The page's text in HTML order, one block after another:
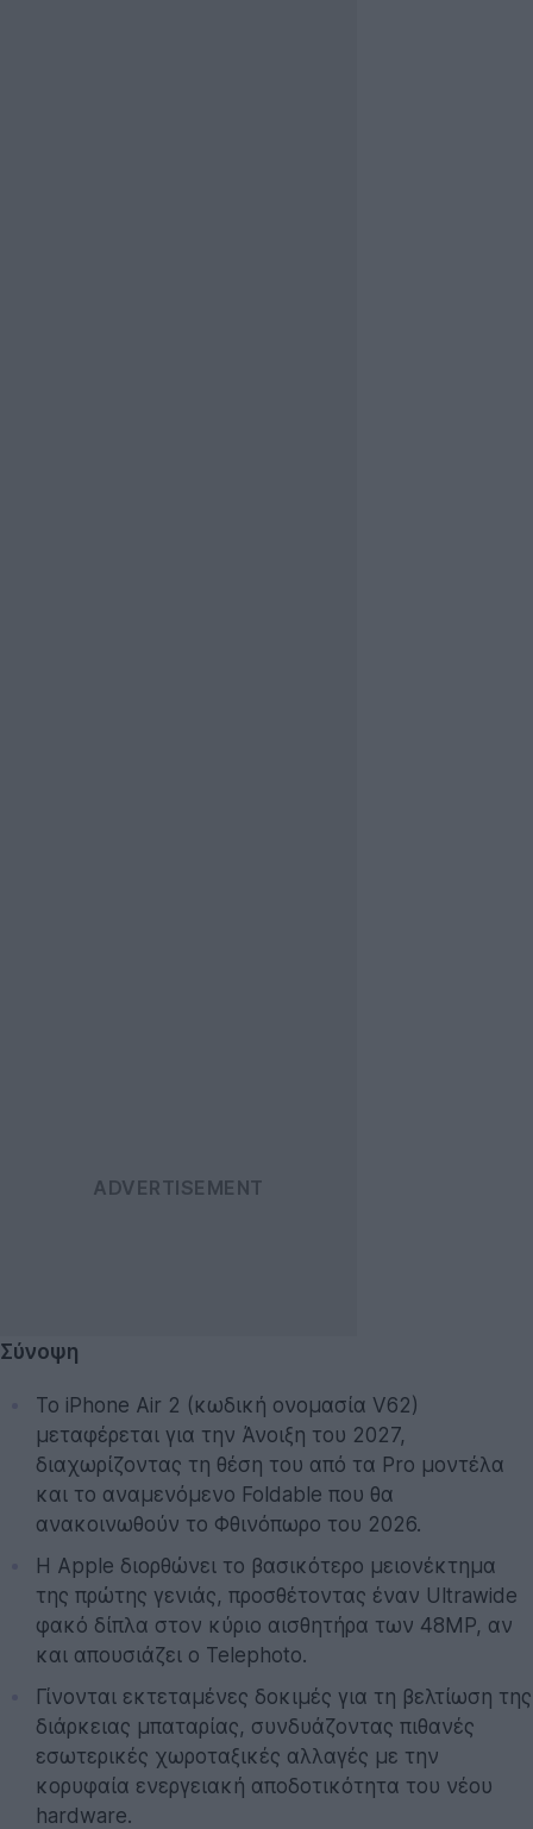
Σύνοψη
Το iPhone Air 2 (κωδική ονομασία V62)
μεταφέρεται για την Άνοιξη του 2027,
διαχωρίζοντας τη θέση του από τα Pro μοντέλα
και το αναμενόμενο Foldable που θα
ανακοινωθούν το Φθινόπωρο του 2026.
Η Apple διορθώνει το βασικότερο μειονέκτημα
της πρώτης γενιάς, προσθέτοντας έναν Ultrawide
φακό δίπλα στον κύριο αισθητήρα των 48MP, αν
και απουσιάζει ο Telephoto.
Γίνονται εκτεταμένες δοκιμές για τη βελτίωση της
διάρκειας μπαταρίας, συνδυάζοντας πιθανές
εσωτερικές χωροταξικές αλλαγές με την
κορυφαία ενεργειακή αποδοτικότητα του νέου
hardware.